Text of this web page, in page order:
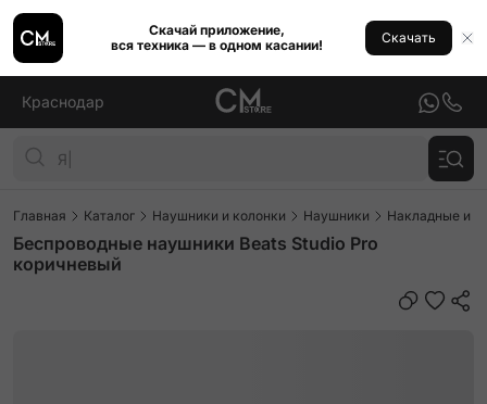
Скачай приложение,
вся техника — в одном касании!
Скачать
Краснодар
Главная Каталог Наушники и колонки Наушники Накладные и
Беспроводные наушники Beats Studio Pro
коричневый